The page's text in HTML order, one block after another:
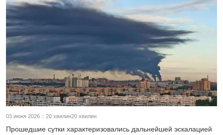
03 июня 2026 :: 20 хвилин20 хвилин
Прошедшие сутки характеризовались дальнейшей эскалацией